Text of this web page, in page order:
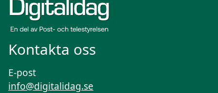
Kontakta oss
E-post
info@digitalidag.se